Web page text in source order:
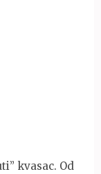
kvasac. Od